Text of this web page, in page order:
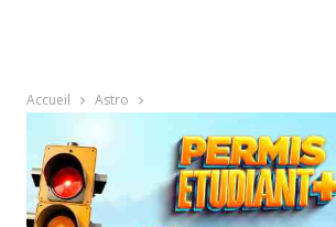
Accueil Astro